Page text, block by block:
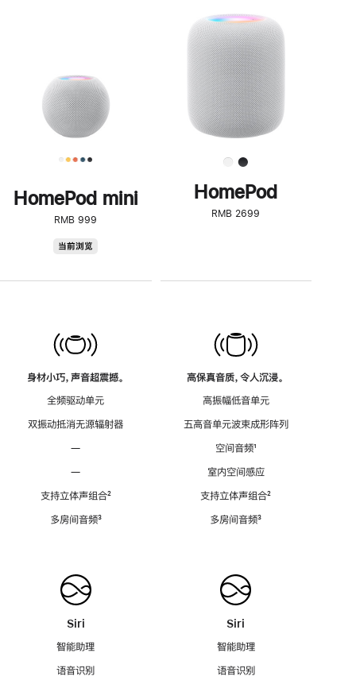
HomePod mini
RMB 999
当前浏览
身材小巧，声音超震撼。
全频驱动单元
双振动抵消无源辐射器
—
—
支持立体声组合脚
²
多房间音频脚
³
Siri
智能助理
语音识别
步
了
解
HomePod<
HomePod
RMB 2699
高保真音质，令人沉浸。
高振幅低音单元
五高音单元波束成形阵列
空间音频脚
¹
室内空间感应
支持立体声组合脚
²
多房间音频脚
³
Siri
智能助理
语音识别